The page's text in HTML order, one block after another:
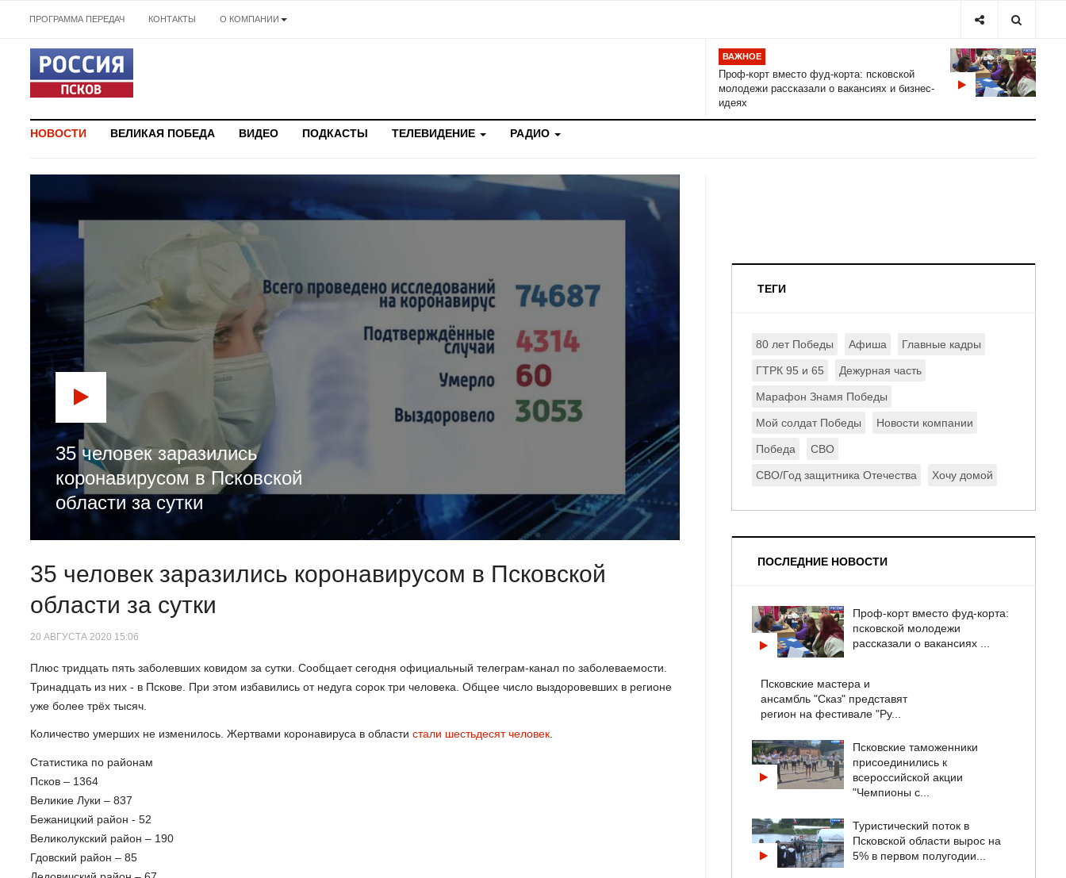
ПРОГРАММА ПЕРЕДАЧ КОНТАКТЫ О КОМПАНИИ
ВАЖНОЕ
Проф-корт вместо фуд-корта: псковской
молодежи рассказали о вакансиях и бизнес-
идеях
НОВОСТИ ВЕЛИКАЯ ПОБЕДА ВИДЕО ПОДКАСТЫ ТЕЛЕВИДЕНИЕ РАДИО
35 человек заразились
коронавирусом в Псковской
области за сутки
35 человек заразились коронавирусом в Псковской
области за сутки
20 АВГУСТА 2020 15:06
Плюс тридцать пять заболевших ковидом за сутки. Сообщает сегодня официальный телеграм-канал по заболеваемости.
Тринадцать из них - в Пскове. При этом избавились от недуга сорок три человека. Общее число выздоровевших в регионе
уже более трёх тысяч.
Количество умерших не изменилось. Жертвами коронавируса в области стали шестьдесят человек.
Статистика по районам
Псков – 1364
Великие Луки – 837
Бежаницкий район - 52
Великолукский район – 190
Гдовский район – 85
ТЕГИ
80 лет Победы Афиша Главные кадры
ГТРК 95 и 65 Дежурная часть
Марафон Знамя Победы
Мой солдат Победы Новости компании
Победа СВО
СВО/Год защитника Отечества Хочу домой
ПОСЛЕДНИЕ НОВОСТИ
Проф-корт вместо фуд-корта:
псковской молодежи
рассказали о вакансиях ...
Псковские мастера и
ансамбль "Сказ" представят
регион на фестивале "Ру...
Псковские таможенники
присоединились к
всероссийской акции
"Чемпионы с...
Туристический поток в
Псковской области вырос на
5% в первом полугодии...